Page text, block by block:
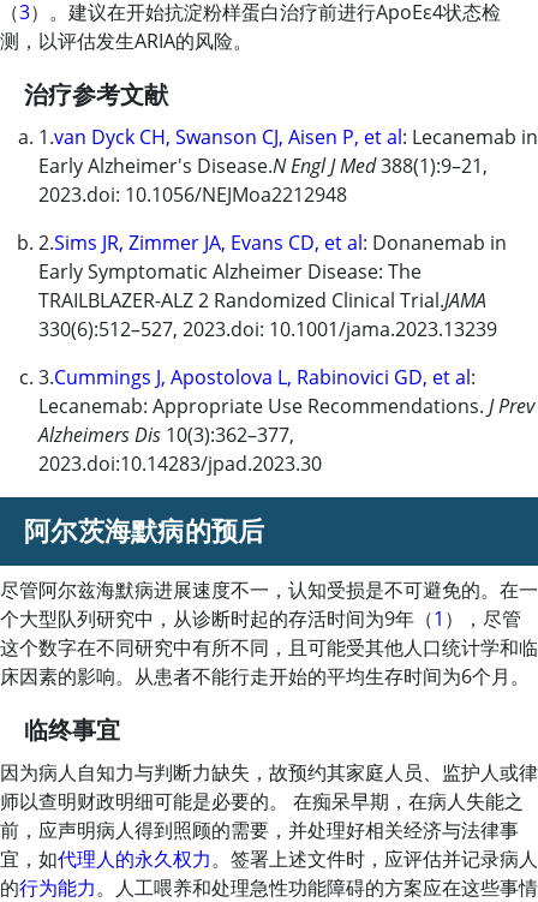
（3）。建议在开始抗淀粉样蛋白治疗前进行ApoEε4状态检
测，以评估发生ARIA的风险。
治疗参考文献
1.van Dyck CH, Swanson CJ, Aisen P, et al: Lecanemab in
Early Alzheimer's Disease.N Engl J Med388(1):9–21,
2023.doi: 10.1056/NEJMoa2212948
2.Sims JR, Zimmer JA, Evans CD, et al: Donanemab in
Early Symptomatic Alzheimer Disease: The
TRAILBLAZER-ALZ 2 Randomized Clinical Trial.JAMA
330(6):512–527, 2023.doi: 10.1001/jama.2023.13239
3.Cummings J, Apostolova L, Rabinovici GD, et al:
Lecanemab: Appropriate Use Recommendations. J Prev
Alzheimers Dis 10(3):362–377,
2023.doi:10.14283/jpad.2023.30
阿尔茨海默病的预后
尽管阿尔兹海默病进展速度不一，认知受损是不可避免的。在一
个大型队列研究中，从诊断时起的存活时间为9年（1 ），尽管
这个数字在不同研究中有所不同，且可能受其他人口统计学和临
床因素的影响。从患者不能行走开始的平均生存时间为6个月。
临终事宜
因为病人自知力与判断力缺失，故预约其家庭人员、监护人或律
师以查明财政明细可能是必要的。 在痴呆早期，在病人失能之
前，应声明病人得到照顾的需要，并处理好相关经济与法律事
宜，如代理人的永久权力。签署上述文件时，应评估并记录病人
的行为能力。人工喂养和处理急性功能障碍的方案应在这些事情